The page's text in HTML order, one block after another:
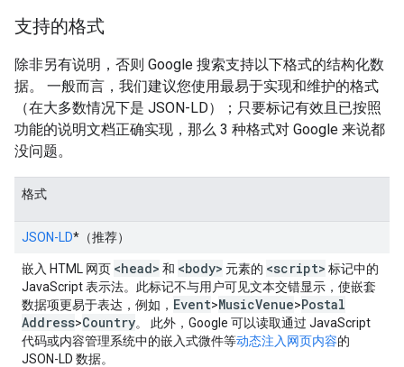
支持的格式
除非另有说明，否则 Google 搜索支持以下格式的结构化数
据。 一般而言，我们建议您使用最易于实现和维护的格式
（在大多数情况下是 JSON-LD）；只要标记有效且已按照
功能的说明文档正确实现，那么 3 种格式对 Google 来说都
没问题。
格式
JSON-LD* （推荐）
嵌入 HTML 网页 <head> 和 <body> 元素的 <script> 标记中的
JavaScript 表示法。此标记不与用户可见文本交错显示，使嵌套
数据项更易于表达，例如， Event>MusicVenue>Postal
Address>Country。 此外，Google 可以读取通过 JavaScript
代码或内容管理系统中的嵌入式微件等动态注入网页内容的
JSON-LD 数据。